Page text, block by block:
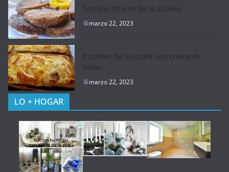
Torrijas de vino de la abuela
marzo 22, 2023
Pasteles de hojaldre con crema de
limón
marzo 22, 2023
LO + HOGAR